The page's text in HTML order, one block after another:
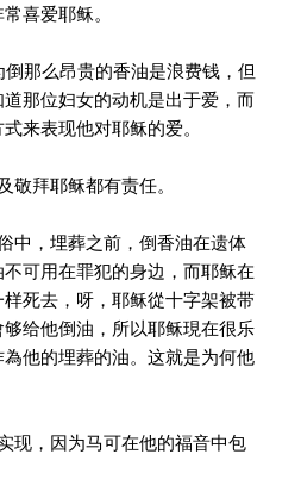
喜爱耶稣。
那么昂贵的香油是浪费钱，但
那位妇女的动机是出于爱，而
来表现他对耶稣的爱。
敬拜耶稣都有责任。
中，埋葬之前，倒香油在遗体
可用在罪犯的身边，而耶稣在
死去，呀，耶稣從十字架被带
给他倒油，所以耶稣現在很乐
他的埋葬的油。这就是为何他
现，因为马可在他的福音中包